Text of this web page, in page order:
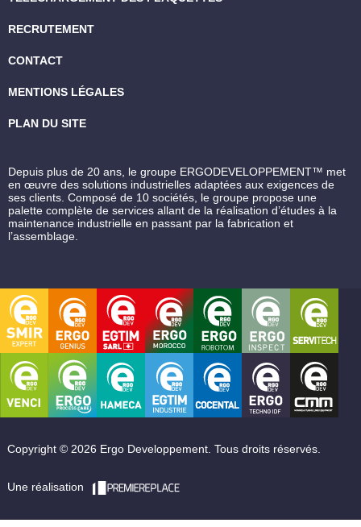
RECRUTEMENT
CONTACT
MENTIONS LÉGALES
PLAN DU SITE
Depuis plus de 20 ans, le groupe ERGODEVELOPPEMENT™ met
en œuvre des solutions industrielles adaptées aux exigences de
ses clients. Composé de 10 sociétés, le groupe propose une
palette complète de services allant de la réalisation d’études à la
maintenance industrielle en passant par la fabrication et
l’assemblage.
Copyright © 2026 Ergo Developpement. Tous droits réservés.
Une réalisation